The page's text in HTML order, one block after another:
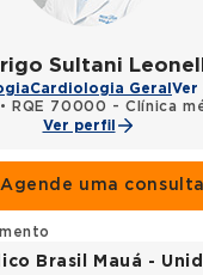
Sultani
Cardiologia Geral Ver
• RQE 70000 - Clínica
Ver perfil
Agende uma consulta
Brasil Mauá -